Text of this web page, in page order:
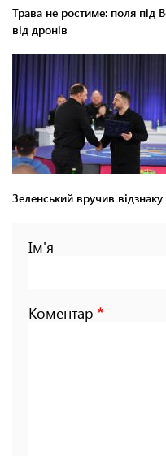
Трава не ростиме: поля під
від дронів
Зеленський вручив
Ім'я
Коментар